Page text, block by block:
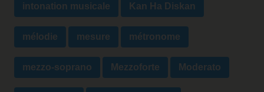
intonation musicale Kan Ha Diskan
mélodie mesure métronome
mezzo-soprano Mezzoforte Moderato